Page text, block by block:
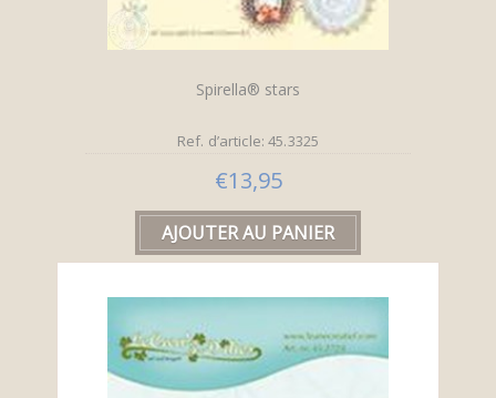
Spirella® stars
Ref. d’article: 45.3325
€13,95